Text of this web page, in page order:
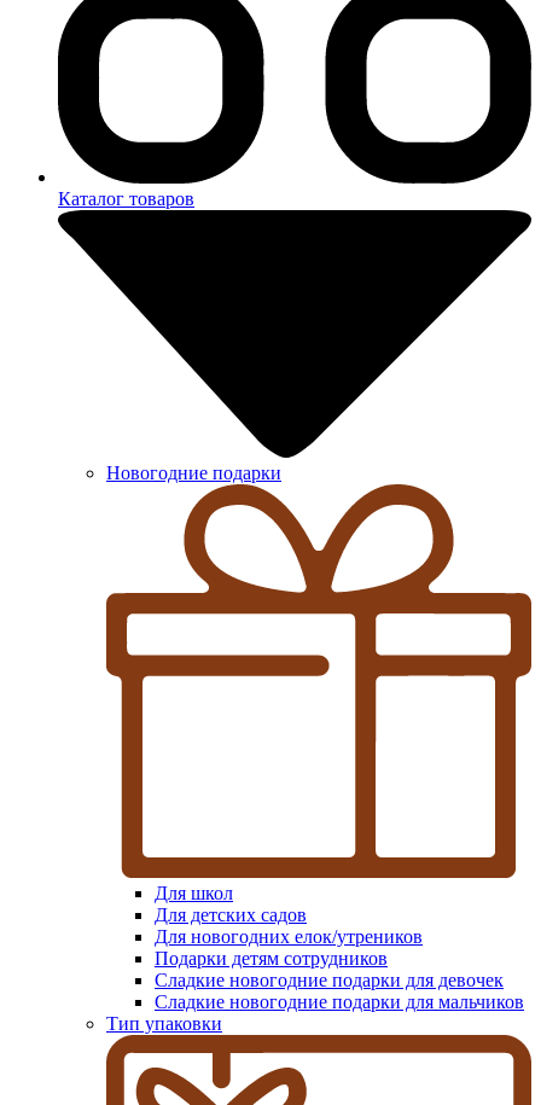
Каталог товаров
Новогодние подарки
Для школ
Для детских садов
Для новогодних елок/утреников
Подарки детям сотрудников
Сладкие новогодние подарки для девочек
Сладкие новогодние подарки для мальчиков
Тип упаковки